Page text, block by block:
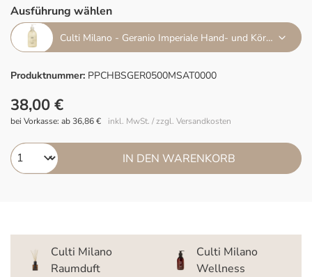
Ausführung wählen
Culti Milano - Geranio Imperiale Hand- und Körperseife 500ml
Produktnummer: PPCHBSGER0500MSAT0000
38,00 €
inkl. MwSt. / zzgl. Versandkosten
bei Vorkasse: ab 36,86 €
IN DEN WARENKORB
Culti Milano
Raumduft
Culti Milano
Wellness